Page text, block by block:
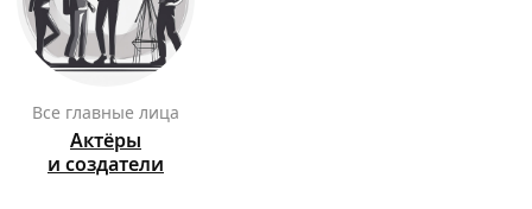
Все главные лица
Актёры
и создатели